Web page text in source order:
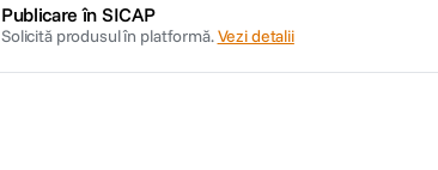
Publicare în SICAP
Solicită produsul în platformă.Vezi detalii